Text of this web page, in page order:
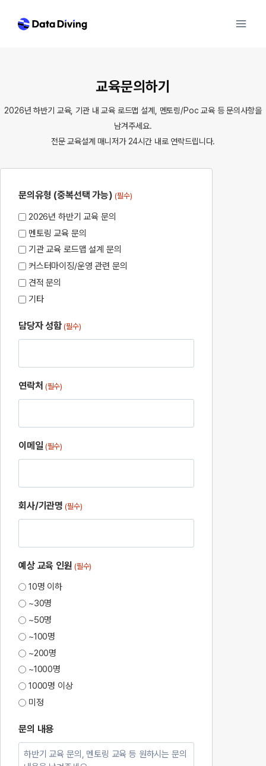
교육문의하기
2026년 하반기 교육, 기관 내 교육 로드맵 설계, 멘토링/Poc 교육 등 문의사항을
남겨주세요.
전문 교육설계 매니저가 24시간 내로 연락드립니다.
문의유형 (중복선택 가능) (필수)
2026년 하반기 교육 문의
멘토링 교육 문의
기관 교육 로드맵 설계 문의
커스터마이징/운영 관련 문의
견적 문의
기타
담당자 성함 (필수)
연락처 (필수)
이메일 (필수)
회사/기관명 (필수)
예상 교육 인원 (필수)
10명 이하
~30명
~50명
~100명
~200명
~1000명
1000명 이상
미정
문의 내용